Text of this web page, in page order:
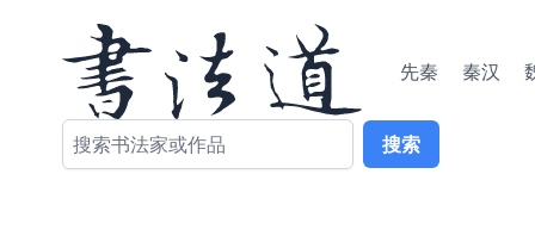
先秦 秦汉
搜索